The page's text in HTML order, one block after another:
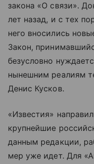
закона «О связи».
лет назад, и с тех
него вносились
Закон,
безусловно
нынешним реалиям
Денис Кусков.
«Известия»
крупнейшие
данным редакции,
мер уже идет. Для